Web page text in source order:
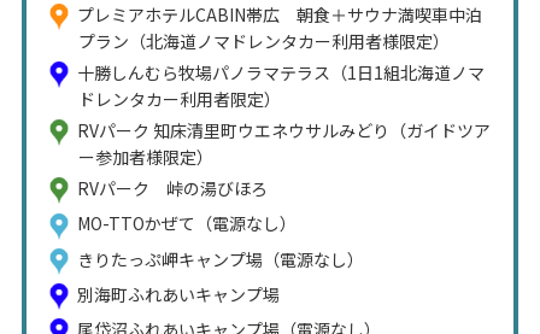
プレミアホテルCABIN帯広 朝食＋サウナ満喫車中泊
プラン（北海道ノマドレンタカー利用者様限定）
十勝しんむら牧場パノラマテラス（1日1組北海道ノマ
ドレンタカー利用者限定）
RVパーク 知床清里町ウエネウサルみどり（ガイドツア
ー参加者様限定）
RVパーク 峠の湯びほろ
MO-TTOかぜて（電源なし）
きりたっぷ岬キャンプ場（電源なし）
別海町ふれあいキャンプ場